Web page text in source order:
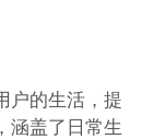
户的生活，提
涵盖了日常生